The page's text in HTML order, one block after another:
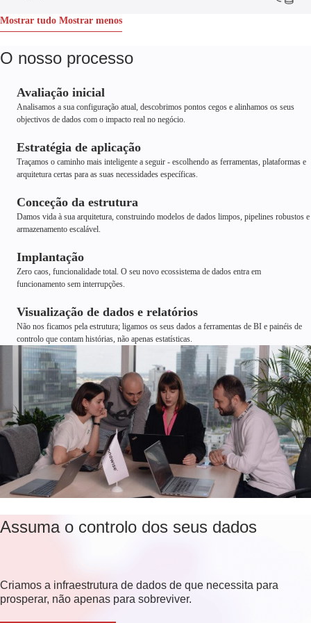
Mostrar tudo Mostrar menos
O nosso processo
Avaliação inicial
Analisamos a sua configuração atual, descobrimos pontos cegos e alinhamos os seus
objectivos de dados com o impacto real no negócio.
Estratégia de aplicação
Traçamos o caminho mais inteligente a seguir - escolhendo as ferramentas, plataformas e
arquitetura certas para as suas necessidades específicas.
Conceção da estrutura
Damos vida à sua arquitetura, construindo modelos de dados limpos, pipelines robustos e
armazenamento escalável.
Implantação
Zero caos, funcionalidade total. O seu novo ecossistema de dados entra em
funcionamento sem interrupções.
Visualização de dados e relatórios
Não nos ficamos pela estrutura; ligamos os seus dados a ferramentas de BI e painéis de
controlo que contam histórias, não apenas estatísticas.
Assuma o controlo dos seus dados
Criamos a infraestrutura de dados de que necessita para
prosperar, não apenas para sobreviver.